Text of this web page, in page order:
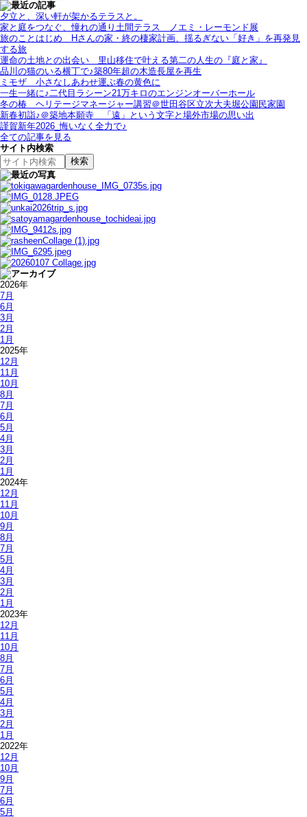
夕立と、深い軒が架かるテラスと。
家と庭をつなぐ、憧れの通り土間テラス＿ノエミ・レーモンド展
旅のことはじめ＿Hさんの家・終の棲家計画、揺るぎない「好き」を再発見
する旅
運命の土地との出会い＿里山移住で叶える第二の人生の『庭と家』
品川の猫のいる横丁で♪築80年超の木造長屋を再生
ミモザ＿小さなしあわせ運ぶ春の黄色に
一生一緒に♪二代目ラシーン21万キロのエンジンオーバーホール
冬の椿＿ヘリテージマネージャー講習＠世田谷区立次大夫堀公園民家園
新春初詣♪＠築地本願寺＿「遠」という文字と場外市場の思い出
謹賀新年2026_悔いなく全力で♪
全ての記事を見る
サイト内検索
2026年
7月
6月
3月
2月
1月
2025年
12月
11月
10月
8月
7月
6月
5月
4月
3月
2月
1月
2024年
12月
11月
10月
9月
8月
7月
5月
4月
3月
2月
1月
2023年
12月
11月
10月
8月
7月
6月
5月
4月
3月
2月
1月
2022年
12月
10月
9月
7月
6月
5月